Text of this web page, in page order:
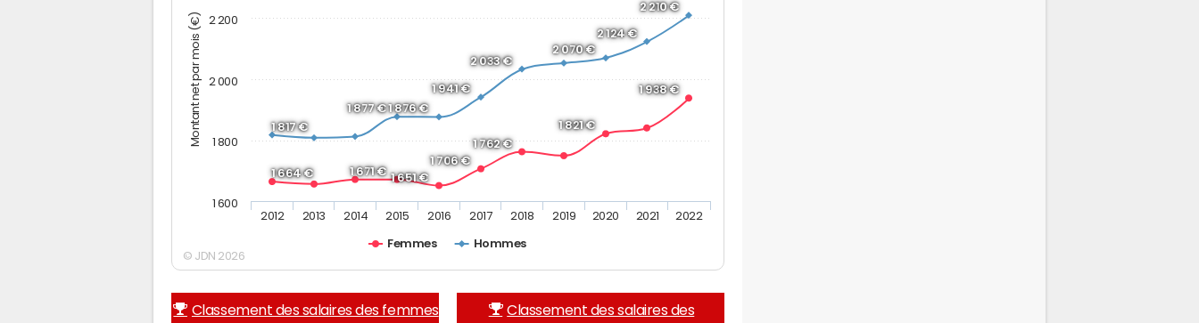
Montant net par mois (€)
1 664 € 1 671 €
1 651 €
1 706 €
1 762 €
1 821 €
1 938 €
1 817 €
1 877 €1 876 €
1 941 €
2 033 €
2 070 €
2 124 €
2 210 €
Femmes Hommes
2012 2013 2014 2015 2016 2017 2018 2019 2020 2021 2022
1 600
1 800
2 000
2 200
© JDN 2026
Classement des salaires des femmes
Classement des salaires des